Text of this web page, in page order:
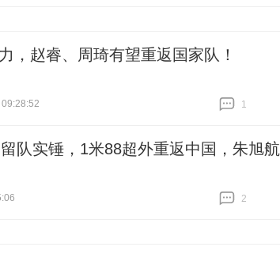
，赵睿、周琦有望重返国家队！
1
队实锤，1米88超外重返中国，朱旭航
2